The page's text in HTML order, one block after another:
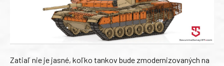
Zatiaľ nie je jasné, koľko tankov bude zmodernizovaných na